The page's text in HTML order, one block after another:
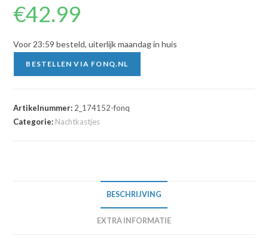
€42.99
Voor 23:59 besteld, uiterlijk maandag in huis
BESTELLEN VIA FONQ.NL
Artikelnummer: 2_174152-fonq
Categorie: Nachtkastjes
BESCHRIJVING
EXTRA INFORMATIE